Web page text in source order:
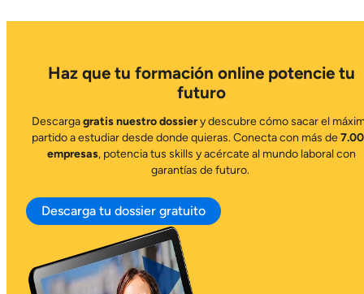
Haz que tu formación online potencie tu
futuro
Descargagratis nuestro dossiery descubre cómo sacar el
partido a estudiar desde donde quieras. Conecta con más de
empresas, potencia tus skills y acércate al mundo laboral con
garantías de futuro.
Descarga tu dossier gratuito